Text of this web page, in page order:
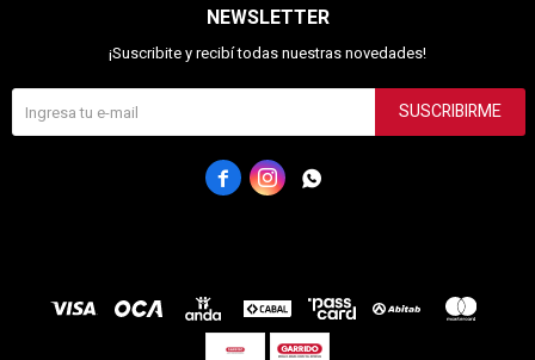
NEWSLETTER
¡Suscribite y recibí todas nuestras novedades!
SUSCRIBIRME
  